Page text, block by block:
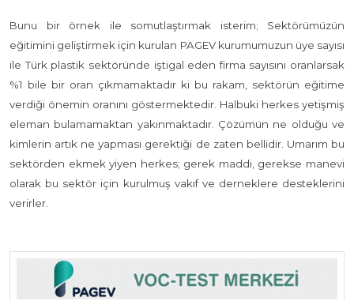
Bunu bir örnek ile somutlaştırmak isterim; Sektörümüzün
eğitimini geliştirmek için kurulan PAGEV kurumumuzun üye sayısı
ile Türk plastik sektöründe iştigal eden firma sayısını oranlarsak
%1 bile bir oran çıkmamaktadır ki bu rakam, sektörün eğitime
verdiği önemin oranını göstermektedir. Halbuki herkes yetişmiş
eleman bulamamaktan yakınmaktadır. Çözümün ne olduğu ve
kimlerin artık ne yapması gerektiği de zaten bellidir. Umarım bu
sektörden ekmek yiyen herkes; gerek maddi, gerekse manevi
olarak bu sektör için kurulmuş vakıf ve derneklere desteklerini
verirler.